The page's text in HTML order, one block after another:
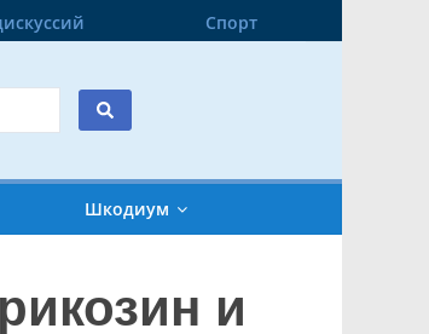
Спорт
Шкодиум
и